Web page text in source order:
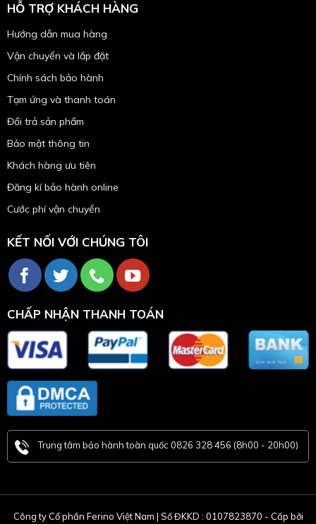
HỖ TRỢ KHÁCH HÀNG
Hướng dẫn mua hàng
Vận chuyển và lắp đặt
Chính sách bảo hành
Tạm ứng và thanh toán
Đổi trả sản phẩm
Bảo mật thông tin
Khách hàng ưu tiên
Đăng kí bảo hành online
Cước phí vận chuyển
KẾT NỐI VỚI CHÚNG TÔI
CHẤP NHẬN THANH TOÁN
Trung tâm bảo hành toàn quốc 0826 328 456 (8h00 - 20h00)
Công ty Cổ phần Ferino Việt Nam | Số ĐKKD : 0107823870 - Cấp bởi